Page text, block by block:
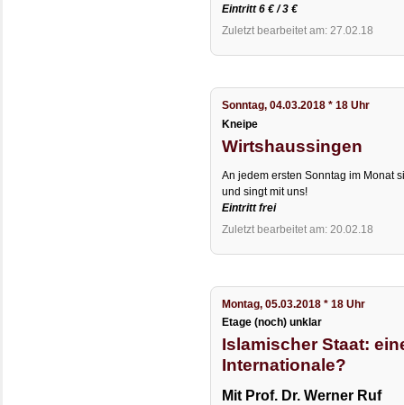
Eintritt 6 € / 3 €
Zuletzt bearbeitet am: 27.02.18
Sonntag, 04.03.2018 * 18 Uhr
Kneipe
Wirtshaussingen
An jedem ersten Sonntag im Monat
und singt mit uns!
Eintritt frei
Zuletzt bearbeitet am: 20.02.18
Montag, 05.03.2018 * 18 Uhr
Etage (noch) unklar
Islamischer Staat:
Internationale?
Mit Prof. Dr. Werner Ruf